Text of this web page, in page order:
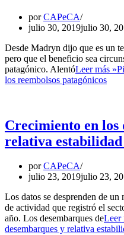
porCAPeCA
julio 30, 2019julio 30,
Desde Madryn dijo que es un
pero que el beneficio sea
patagónico. AlentóLeer más »
los reembolsos patagónicos
Crecimiento en los
relativa estabilidad
porCAPeCA
julio 23, 2019julio 23,
Los datos se desprenden de
de actividad que registró el
año. Los desembarques deLeer
desembarques y relativa